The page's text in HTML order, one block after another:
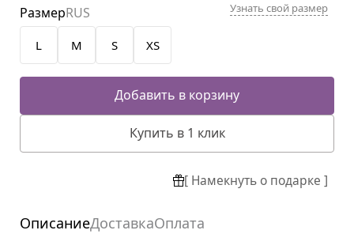
L M S XS
РазмерRUS Узнать свой размер
Добавить в корзину
Купить в 1 клик
[ Намекнуть о подарке ]
ОписаниеДоставкаОплата